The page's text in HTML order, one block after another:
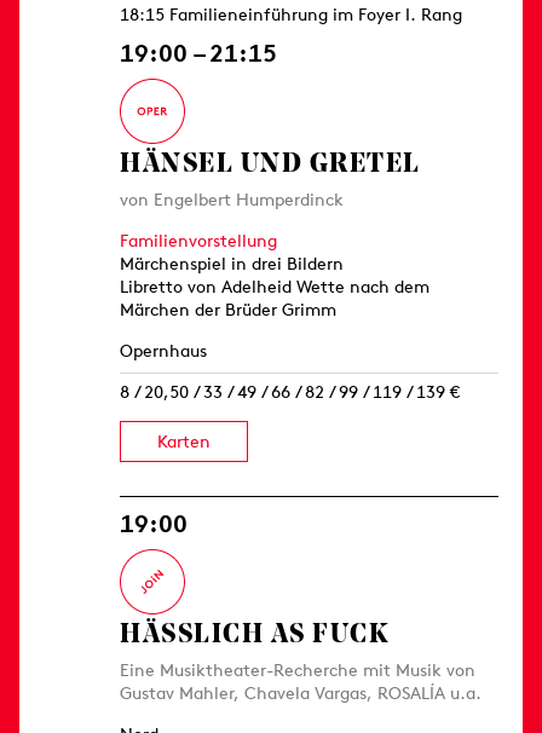
18:15 Familieneinführung im Foyer I. Rang
19:00 – 21:15
HÄNSEL UND GRETEL
von Engelbert Humperdinck
Familienvorstellung
Märchenspiel in drei Bildern
Libretto von Adelheid Wette nach dem
Märchen der Brüder Grimm
Opernhaus
8 / 20,50 / 33 / 49 / 66 / 82 / 99 / 119 / 139 €
Karten
19:00
HÄSSLICH AS FUCK
Eine Musiktheater-Recherche mit Musik von
Gustav Mahler, Chavela Vargas, ROSALÍA u.a.